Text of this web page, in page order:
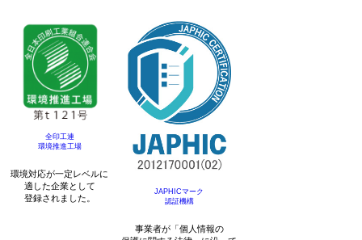
全印工連
環境推進工場
環境対応が一定レベルに
適した企業として
登録されました。
JAPHICマーク
認証機構
事業者が「個人情報の